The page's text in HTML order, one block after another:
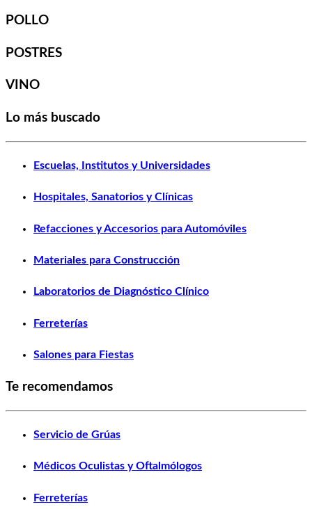
POLLO
POSTRES
VINO
Lo más buscado
Escuelas, Institutos y Universidades
Hospitales, Sanatorios y Clínicas
Refacciones y Accesorios para Automóviles
Materiales para Construcción
Laboratorios de Diagnóstico Clínico
Ferreterías
Salones para Fiestas
Te recomendamos
Servicio de Grúas
Médicos Oculistas y Oftalmólogos
Ferreterías